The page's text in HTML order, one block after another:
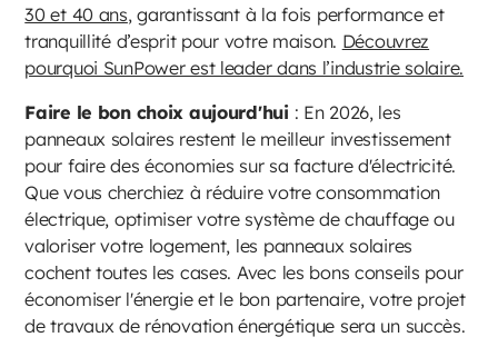
30 et 40 ans, garantissant à la fois performance et
tranquillité d’esprit pour votre maison. Découvrez
pourquoi SunPower est leader dans l’industrie solaire.
Faire le bon choix aujourd'hui : En 2026, les
panneaux solaires restent le meilleur investissement
pour faire des économies sur sa facture d'électricité.
Que vous cherchiez à réduire votre consommation
électrique, optimiser votre système de chauffage ou
valoriser votre logement, les panneaux solaires
cochent toutes les cases. Avec les bons conseils pour
économiser l'énergie et le bon partenaire, votre projet
de travaux de rénovation énergétique sera un succès.